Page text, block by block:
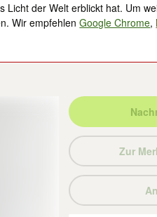
Licht der Welt erblickt hat. Um
Wir empfehlenGoogle Chrome,
Zur